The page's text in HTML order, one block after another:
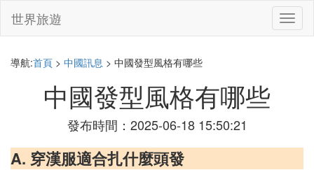
切
換
世界旅遊
導航:首頁 > 中國訊息 > 中國發型風格有哪些
中國發型風格有哪些
發布時間：2025-06-18 15:50:21
A. 穿漢服適合扎什麼頭發